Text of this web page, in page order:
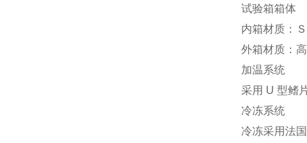
试验箱箱体
内箱材质：
外箱材质：
加温系统
采用 U 型鳍
冷冻系统
冷冻采用法